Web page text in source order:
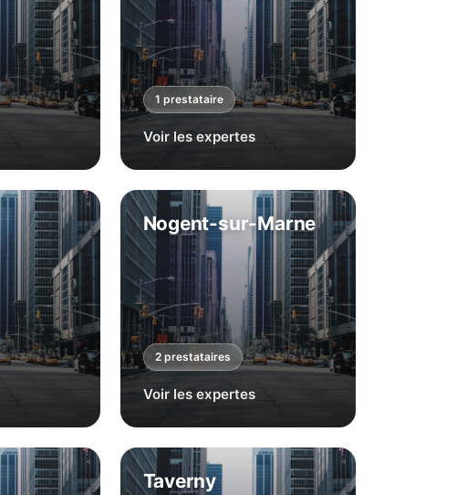
1 prestataire
Voir les expertes
Nogent-sur-Marne
2prestataires
Voir les expertes
Taverny